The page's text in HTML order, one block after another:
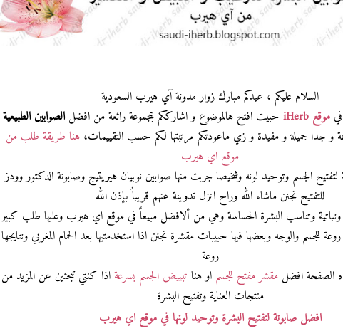
السلام عليكم ، عيدكم مبارك زوار مدونة آي هيرب السعودية
فيموقع iHerb حبيت افتح هالموضوع و اشارككم بمجموعة رائعة من افضلالصوابين الطبيعية
و جدا جميلة و مفيدةو زي ماعودتكم مرتبتها لكم حسب التقييمات،هنا طريقة طلب من
موقع اي هيرب
الجسم وتوحيد لونه وشخيصا جربت منها صوابين نوبيان هيريتيج وصابونة الدكتور وودز
للتفتيح تجنن ماشاء الله وراح انزل تدوينة عنهم قريباُ بإذن الله
ونباتية وتناسب البشرة الحساسة وهي من ألافضل مبيعاً في موقع اي هيرب وعليها طلب كبير
للجسم والوجه وبعضها فيها حبيبات مقشرة تجنن اذا استخدمتيها بعد الحمام المغربي ونتايجها
روعة
الصفحة افضلمقشر مفتح للجسماو هناتبييض الجسم بسرعةاذا كنتي تبحثين عن المزيد من
منتجات العناية وتفتيح البشرة
افضل صابونة لتفتيح البشرة وتوحيد لونها في موقع اي هيرب